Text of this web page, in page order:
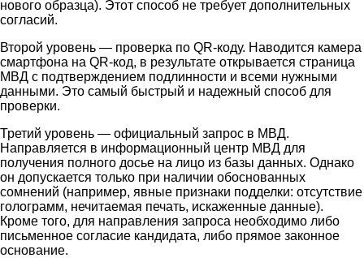
нового образца). Этот способ не требует дополнительных
согласий.
Второй уровень — проверка по QR-коду. Наводится камера
смартфона на QR-код, в результате открывается страница
МВД с подтверждением подлинности и всеми нужными
данными. Это самый быстрый и надежный способ для
проверки.
Третий уровень — официальный запрос в МВД.
Направляется в информационный центр МВД для
получения полного досье на лицо из базы данных. Однако
он допускается только при наличии обоснованных
сомнений (например, явные признаки подделки: отсутствие
голограмм, нечитаемая печать, искаженные данные).
Кроме того, для направления запроса необходимо либо
письменное согласие кандидата, либо прямое законное
основание.